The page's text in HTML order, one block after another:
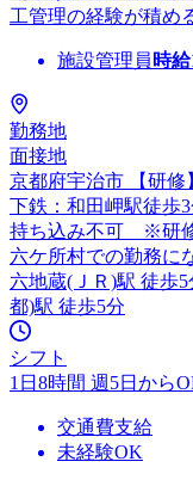
工管理の経験が積め
施設管理員 時給
勤務地
面接地
京都府宇治市 【研
下鉄：和田岬駅徒
持ち込み不可 ※研修
六ケ所村での勤務に
六地蔵(ＪＲ)駅 徒歩
都)駅 徒歩5分
シフト
1日8時間 週5日から
交通費支給
未経験OK